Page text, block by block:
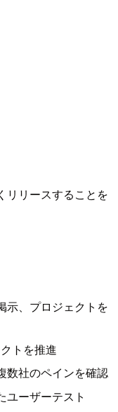
リリースすることを
示、プロジェクトを
トを推進
数社のペインを確認
ユーザーテスト